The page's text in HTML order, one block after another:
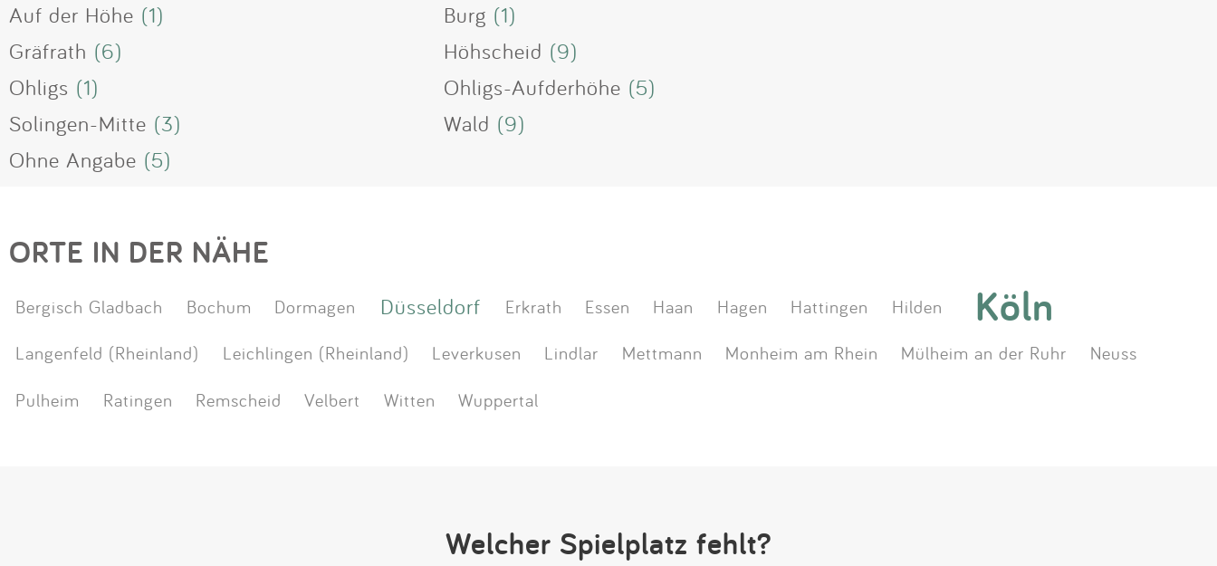
Auf der Höhe (1) Burg (1)
Gräfrath (6) Höhscheid (9)
Ohligs (1) Ohligs-Aufderhöhe (5)
Solingen-Mitte (3) Wald (9)
Ohne Angabe (5)
ORTE IN DER NÄHE
Bergisch Gladbach Bochum Dormagen Düsseldorf Erkrath Essen Haan Hagen Hattingen Hilden Köln
Langenfeld (Rheinland) Leichlingen (Rheinland) Leverkusen Lindlar Mettmann Monheim am Rhein Mülheim an der Ruhr
Neuss
Pulheim
Ratingen Remscheid Velbert Witten Wuppertal
Welcher Spielplatz fehlt?